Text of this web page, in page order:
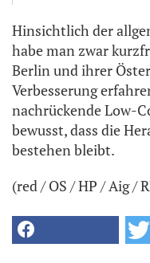
Hinsichtlich der
habe man zwar
Berlin und ihrer
Verbesserung
nachrückende Low-
bewusst, dass die
bestehen bleibt.
(red / OS / HP / Aig /